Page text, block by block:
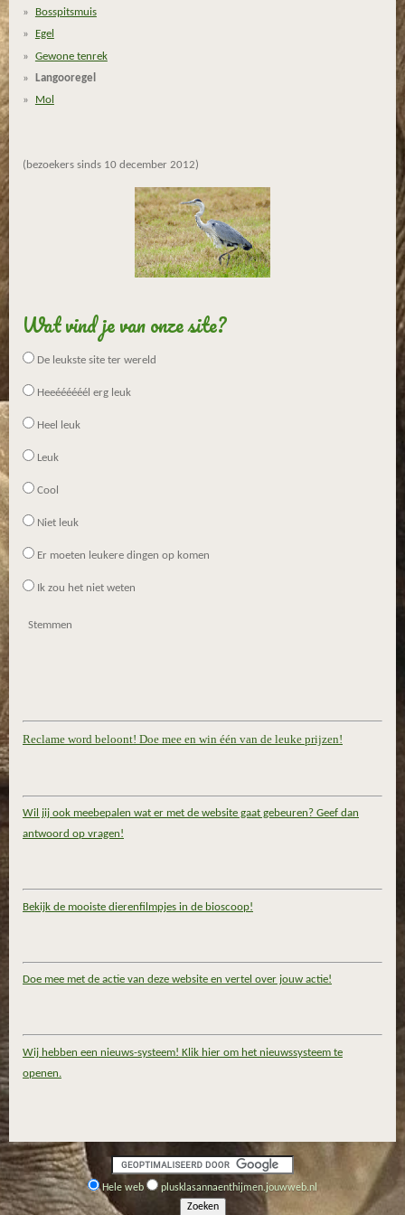
Bosspitsmuis
Egel
Gewone tenrek
Langooregel
Mol
(bezoekers sinds 10 december 2012)
Wat vind je van onze site?
De leukste site ter wereld
Heeéééééél erg leuk
Heel leuk
Leuk
Cool
Niet leuk
Er moeten leukere dingen op komen
Ik zou het niet weten
Stemmen
Reclame word beloont! Doe mee en win één van de leuke prijzen!
Wil jij ook meebepalen wat er met de website gaat gebeuren? Geef dan
antwoord op vragen!
Bekijk de mooiste dierenfilmpjes in de bioscoop!
Doe mee met de actie van deze website en vertel over jouw actie!
Wij hebben een nieuws-systeem! Klik hier om het nieuwssysteem te
openen.
Hele web plusklasannaenthijmen.jouwweb.nl